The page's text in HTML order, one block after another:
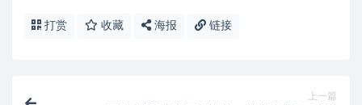
打赏 收藏 海报 链接
上一篇